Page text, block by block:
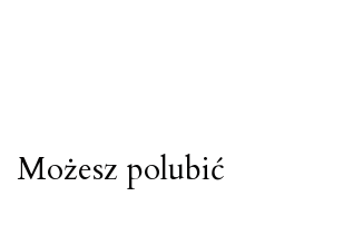
Możesz polubić